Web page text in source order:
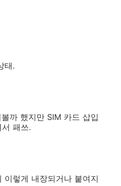
태.
까 했지만 SIM 카드 삽입
패쓰.
이렇게 내장되거나 붙여지